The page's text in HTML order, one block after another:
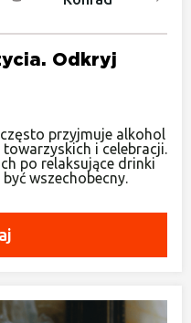
Odkryj
przyjmuje alkohol
i celebracji.
po relaksujące drinki
wszechobecny.